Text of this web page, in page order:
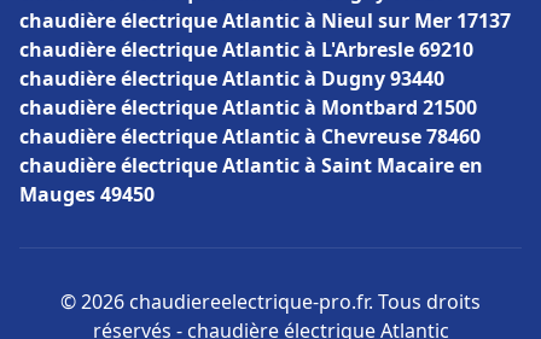
chaudière électrique Atlantic à Nieul sur Mer 17137
chaudière électrique Atlantic à L'Arbresle 69210
chaudière électrique Atlantic à Dugny 93440
chaudière électrique Atlantic à Montbard 21500
chaudière électrique Atlantic à Chevreuse 78460
chaudière électrique Atlantic à Saint Macaire en
Mauges 49450
© 2026 chaudiereelectrique-pro.fr. Tous droits
réservés - chaudière électrique Atlantic